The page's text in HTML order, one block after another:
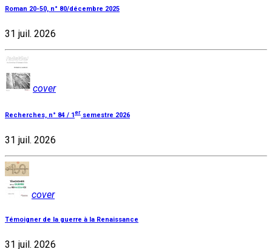
Roman 20-50, n° 80/décembre 2025
31 juil. 2026
cover
Recherches, n° 84 / 1er semestre 2026
31 juil. 2026
cover
Témoigner de la guerre à la Renaissance
31 juil. 2026